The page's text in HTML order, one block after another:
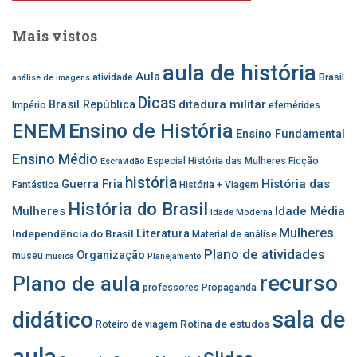
Mais vistos
análise de imagens atividade Aula aula de história Brasil
Império Brasil República Dicas ditadura militar efemérides
ENEM Ensino de História Ensino Fundamental
Ensino Médio Escravidão Especial História das Mulheres Ficção
Fantástica Guerra Fria história História + Viagem História das
Mulheres História do Brasil Idade Moderna Idade Média
Independência do Brasil Literatura Material de análise Mulheres
museu música Organização Planejamento Plano de atividades
Plano de aula professores Propaganda recurso
didático Roteiro de viagem Rotina de estudos sala de